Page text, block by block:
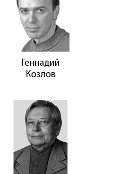
Геннадий
Козлов